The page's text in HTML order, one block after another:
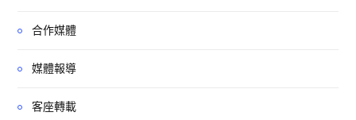
合作媒體
媒體報導
客座轉載